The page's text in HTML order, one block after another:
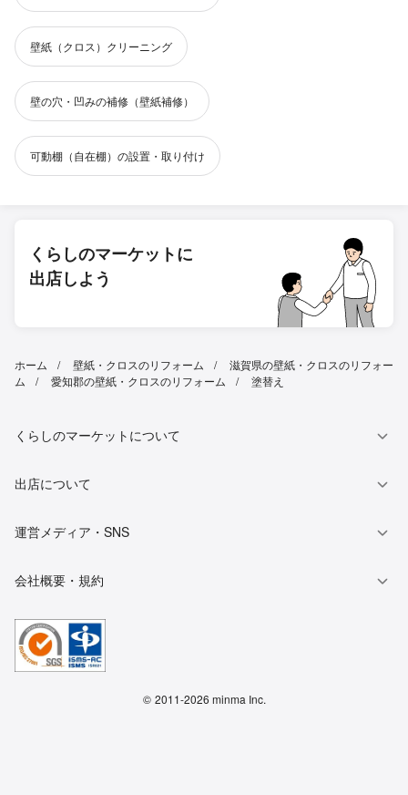
壁紙（クロス）クリーニング
壁の穴・凹みの補修（壁紙補修）
可動棚（自在棚）の設置・取り付け
くらしのマーケットに
出店しよう
ホーム 壁紙・クロスのリフォーム
滋賀県の壁紙・クロスのリフォー
ム
愛知郡の壁紙・クロスのリフォーム 塗替え
くらしのマーケットについて
出店について
運営メディア・SNS
会社概要・規約
© 2011-2026 minma Inc.